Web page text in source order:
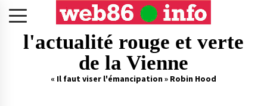
l'actualité rouge et verte
de la Vienne
« Il faut viser l'émancipation » Robin Hood